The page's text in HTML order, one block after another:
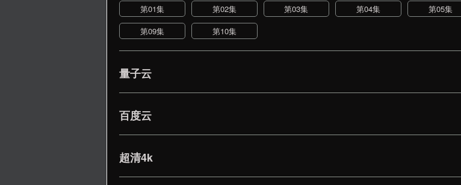
第01集 第02集 第03集 第04集 第05集
第09集
第10集
量子云
百度云
超清4k